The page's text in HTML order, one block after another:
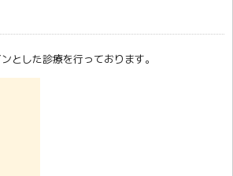
とした診療を行っております。